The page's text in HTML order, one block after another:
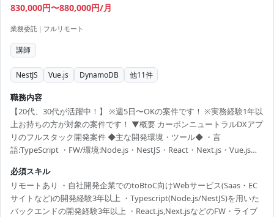
830,000円〜880,000円/月
業務委託 | フルリモート
講師
NestJS Vue.js DynamoDB 他11件
職務内容
【20代、30代が活躍中！】 ※週5日〜OKの案件です！ ※実務経験1年以
上お持ちの方が対象の案件です！ ▼概要 カーボンニュートラルDXアプ
リのフルスタック開発案件 ◆主な開発環境・ツール◆ ・言
語:TypeScript ・FW/環境:Node.js・NestJS・React・Next.js・Vue.js・
・管理ツール:Notion・Retool ・コミュニケーションツール:Slack・
GoogleMeet・Teams ・その他ツール:Redi・Jest・SynapseAnalytics・
Redash ▼条件等 出社：フ...
必須スキル
リモートあり ・自社開発企業でのtoBtoC向けWebサービス(Saas・EC
サイトなど)の開発経験3年以上 ・Typescript(Node.js/NestJS)を用いた
バックエンドの開発経験3年以上 ・React.js,Next.jsなどのFW・ライブ